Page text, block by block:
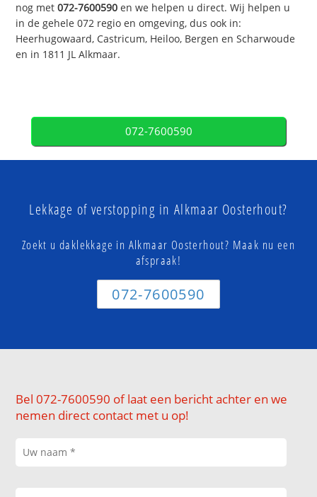
nog met072-7600590 en we helpen u direct. Wij helpen u
in de gehele 072 regio en omgeving, dus ook in:
Heerhugowaard, Castricum, Heiloo, Bergen en Scharwoude
en in 1811 JL Alkmaar.
072-7600590
Lekkage of verstopping in Alkmaar Oosterhout?
Zoekt u daklekkage in Alkmaar Oosterhout? Maak nu een
afspraak!
072-7600590
Bel 072-7600590 of laat een bericht achter en we
nemen direct contact met u op!